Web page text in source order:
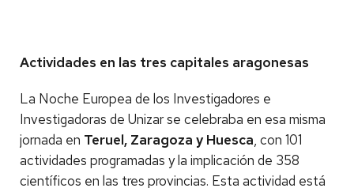
Actividades en las tres capitales aragonesas
La Noche Europea de los Investigadores e
Investigadoras de Unizar se celebraba en esa misma
jornada en Teruel, Zaragoza y Huesca, con 101
actividades programadas y la implicación de 358
científicos en las tres provincias. Esta actividad está